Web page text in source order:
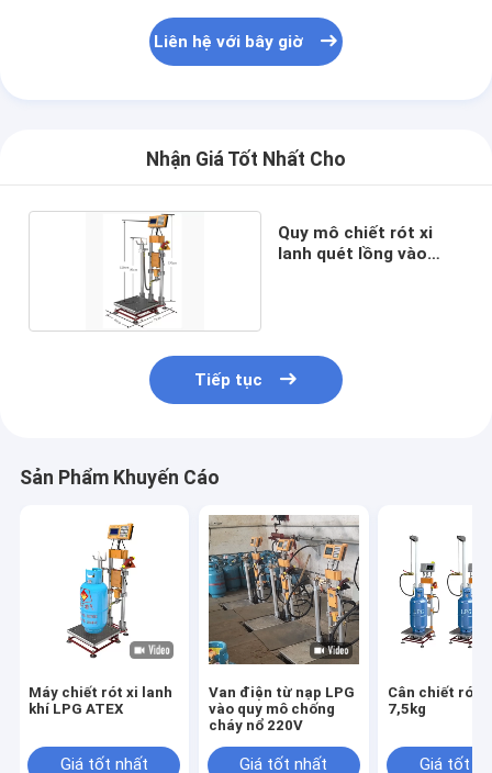
Liên hệ với bây giờ
Nhận Giá Tốt Nhất Cho
Quy mô chiết rót xi
lanh quét lồng vào
Tiếp tục
Sản Phẩm Khuyến Cáo
Máy chiết rót xi lanh
khí LPG ATEX
Giá tốt nhất
Van điện từ nạp LPG
vào quy mô chống
cháy nổ 220V
Giá tốt nhất
Cân chiết rót
7,5kg
Giá tốt